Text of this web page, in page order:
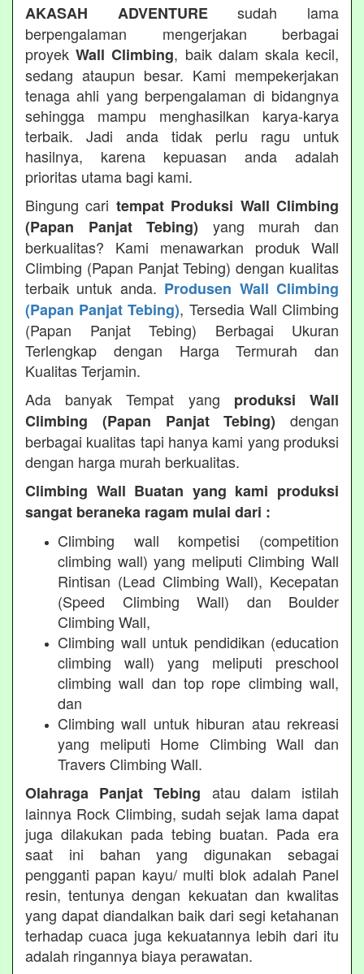
AKASAH ADVENTUREsudah lama
berpengalaman mengerjakan berbagai
proyekWall Climbing, baik dalam skala kecil,
sedang ataupun besar. Kami mempekerjakan
tenaga ahli yang berpengalaman di bidangnya
sehingga mampu menghasilkan karya-karya
terbaik. Jadi anda tidak perlu ragu untuk
hasilnya, karena kepuasan anda adalah
prioritas utama bagi kami.
Bingung cari tempat Produksi Wall Climbing
(Papan Panjat Tebing) yang murah dan
berkualitas? Kami menawarkan produk Wall
Climbing (Papan Panjat Tebing) dengan kualitas
terbaik untuk anda. Produsen Wall Climbing
(Papan Panjat Tebing), Tersedia Wall Climbing
(Papan Panjat Tebing) Berbagai Ukuran
Terlengkap dengan Harga Termurah dan
Kualitas Terjamin.
Ada banyak Tempat yang produksi Wall
Climbing (Papan Panjat Tebing) dengan
berbagai kualitas tapi hanya kami yang produksi
dengan harga murah berkualitas.
Climbing Wall Buatan yang kami produksi
sangat beraneka ragam mulai dari :
Climbing wall kompetisi (competition
climbing wall) yang meliputi Climbing Wall
Rintisan (Lead Climbing Wall), Kecepatan
(Speed Climbing Wall) dan Boulder
Climbing Wall,
Climbing wall untuk pendidikan (education
climbing wall) yang meliputi preschool
climbing wall dan top rope climbing wall,
dan
Climbing wall untuk hiburan atau rekreasi
yang meliputi Home Climbing Wall dan
Travers Climbing Wall.
Olahraga Panjat Tebing atau dalam istilah
lainnya Rock Climbing, sudah sejak lama dapat
juga dilakukan pada tebing buatan. Pada era
saat ini bahan yang digunakan sebagai
pengganti papan kayu/ multi blok adalah Panel
resin, tentunya dengan kekuatan dan kwalitas
yang dapat diandalkan baik dari segi ketahanan
terhadap cuaca juga kekuatannya lebih dari itu
adalah ringannya biaya perawatan.